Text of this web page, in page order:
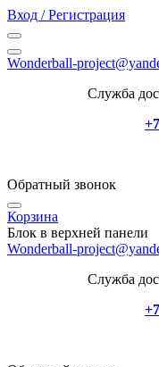
Вход / Регистрация
Wonderball-
Служба
Обратный звонок
Корзина
Блок в верхней панели
Wonderball-
Служба